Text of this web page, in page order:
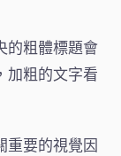
的粗體標題會
加粗的文字看
重要的視覺因